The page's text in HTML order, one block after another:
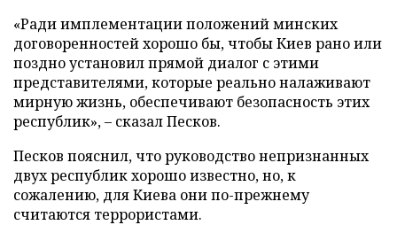
«Ради имплементации положений минских
договоренностей хорошо бы, чтобы Киев рано или
поздно установил прямой диалог с этими
представителями, которые реально налаживают
мирную жизнь, обеспечивают безопасность этих
республик», – сказал Песков.
Песков пояснил, что руководство непризнанных
двух республик хорошо известно, но, к
сожалению, для Киева они по-прежнему
считаются террористами.